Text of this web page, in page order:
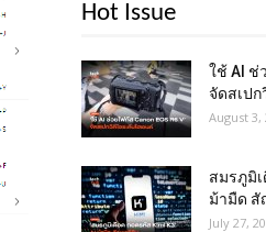
Hot Issue
ใช้ AI ช่
จัดสเป
August 3,
สมรภูมิเ
ม้ามืด
July 27,